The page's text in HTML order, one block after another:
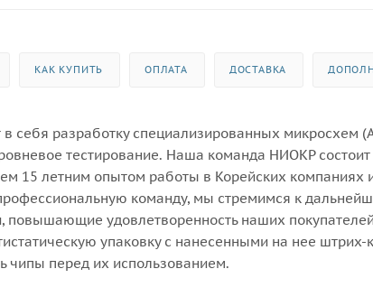
КАК КУПИТЬ ОПЛАТА ДОСТАВКА
себя разработку специализированных микросхем
тестирование. Наша команда НИОКР
15 летним опытом работы в Корейских компаниях
команду, мы стремимся к
повышающие удовлетворенность наших
упаковку с нанесенными на нее
чипы перед их использованием.